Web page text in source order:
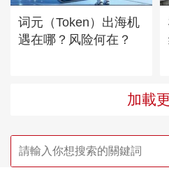
词元（Token）出海机
遇在哪？风险何在？
加載